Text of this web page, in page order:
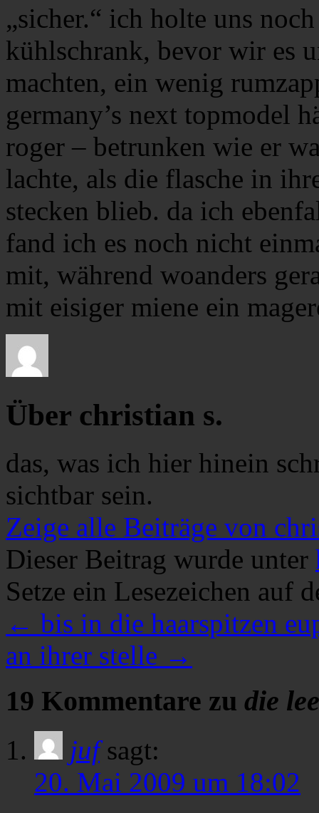
„sicher.“ ich holte uns
kühlschrank, bevor wir es
machten, ein wenig
germany’s next topmodel
roger – betrunken wie er
lachte, als die flasche in
stecken blieb. da ich
fand ich es noch nicht
mit, während woanders
mit eisiger miene ein
Über christian s.
das, was ich hier hinein
sichtbar sein.
Zeige alle Beiträge von
Dieser Beitrag wurde unter
Setze ein Lesezeichen auf
← bis in die haarspitzen
an ihrer stelle →
19 Kommentare zu die
juf sagt:
20. Mai 2009 um 18:02